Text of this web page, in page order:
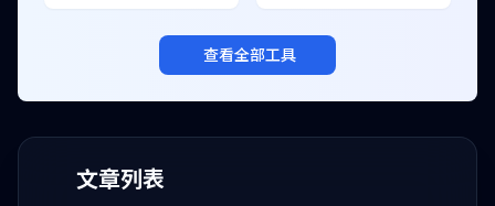
文章列表
查看全部工具